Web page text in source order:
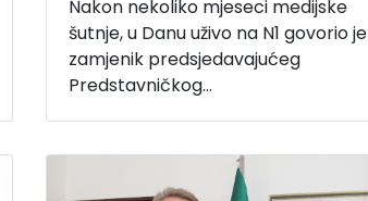
Nakon nekoliko mjeseci medijske
šutnje, u Danu uživo na N1 govorio je
zamjenik predsjedavajućeg
Predstavničkog...